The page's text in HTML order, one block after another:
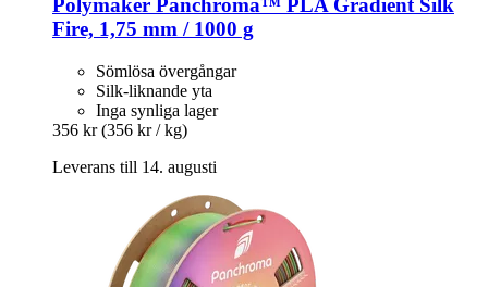
Polymaker Panchroma™ PLA Gradient Silk
Fire, 1,75 mm / 1000 g
Sömlösa övergångar
Silk-liknande yta
Inga synliga lager
356 kr (356 kr / kg)
Leverans till 14. augusti